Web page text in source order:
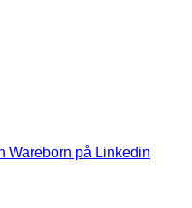
Wareborn på Linkedin